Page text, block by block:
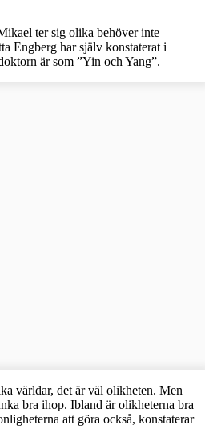
ter sig olika behöver inte
Engberg har själv konstaterat i
är som ”Yin och Yang”.
världar, det är väl olikheten. Men
bra ihop. Ibland är olikheterna bra
att göra också, konstaterar